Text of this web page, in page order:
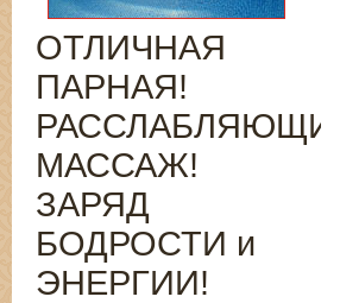
ОТЛИЧНАЯ
ПАРНАЯ!
РАССЛАБЛЯЮЩИЙ
МАССАЖ!
ЗАРЯД
БОДРОСТИ и
ЭНЕРГИИ!